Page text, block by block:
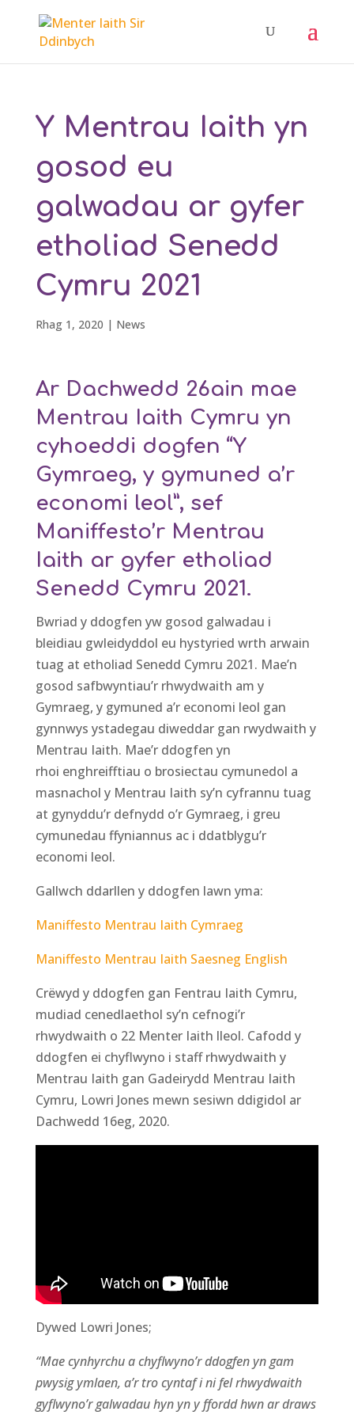
Y Mentrau Iaith yn
gosod eu
galwadau ar gyfer
etholiad Senedd
Cymru 2021
Rhag 1, 2020 | News
Ar Dachwedd 26ain mae
Mentrau Iaith Cymru yn
cyhoeddi dogfen “Y
Gymraeg, y gymuned a’r
economi leol”, sef
Maniffesto’r Mentrau
Iaith ar gyfer etholiad
Senedd Cymru 2021.
Bwriad y ddogfen yw gosod galwadau i
bleidiau gwleidyddol eu hystyried wrth arwain
tuag at etholiad Senedd Cymru 2021. Mae’n
gosod safbwyntiau’r rhwydwaith am y
Gymraeg, y gymuned a’r economi leol gan
gynnwys ystadegau diweddar gan rwydwaith y
Mentrau Iaith. Mae’r ddogfen yn
rhoi enghreifftiau o brosiectau cymunedol a
masnachol y Mentrau Iaith sy’n cyfrannu tuag
at gynyddu’r defnydd o’r Gymraeg, i greu
cymunedau ffyniannus ac i ddatblygu’r
economi leol.
Gallwch ddarllen y ddogfen lawn yma:
Maniffesto Mentrau Iaith Cymraeg
Maniffesto Mentrau Iaith Saesneg English
Crëwyd y ddogfen gan Fentrau Iaith Cymru,
mudiad cenedlaethol sy’n cefnogi’r
rhwydwaith o 22 Menter Iaith lleol. Cafodd y
ddogfen ei chyflwyno i staff rhwydwaith y
Mentrau Iaith gan Gadeirydd Mentrau Iaith
Cymru, Lowri Jones mewn sesiwn ddigidol ar
Dachwedd 16eg, 2020.
Dywed Lowri Jones;
“Mae cynhyrchu a chyflwyno’r ddogfen yn gam
pwysig ymlaen, a’r tro cyntaf i ni fel rhwydwaith
gyflwyno’r galwadauhynyn y ffordd hwn ar draws